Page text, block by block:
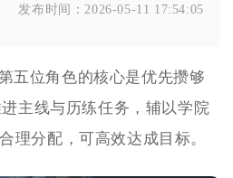
发布时间：2026-05-11 17:54:05
五位角色的核心是优先攒够
主线与历练任务，辅以学院
理分配，可高效达成目标。